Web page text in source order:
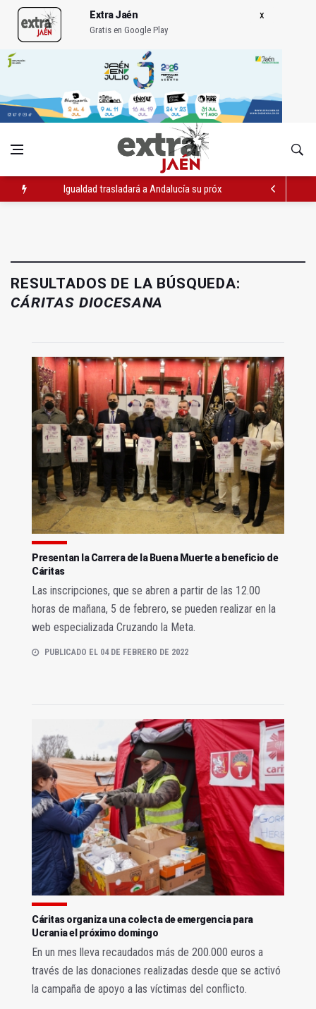
Extra Jaén
Gratis en Google Play
Igualdad trasladará a Andalucía su próximo comité de crisis
RESULTADOS DE LA BÚSQUEDA:
CÁRITAS DIOCESANA
Presentan la Carrera de la Buena Muerte a beneficio de
Cáritas
Las inscripciones, que se abren a partir de las 12.00
horas de mañana, 5 de febrero, se pueden realizar en la
web especializada Cruzando la Meta.
PUBLICADO EL 04 DE FEBRERO DE 2022
Cáritas organiza una colecta de emergencia para
Ucrania el próximo domingo
En un mes lleva recaudados más de 200.000 euros a
través de las donaciones realizadas desde que se activó
la campaña de apoyo a las víctimas del conflicto.